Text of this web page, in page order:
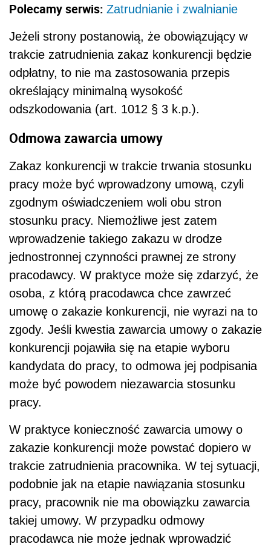
Polecamy serwis: Zatrudnianie i zwalnianie
Jeżeli strony postanowią, że obowiązujący w
trakcie zatrudnienia zakaz konkurencji będzie
odpłatny, to nie ma zastosowania przepis
określający minimalną wysokość
odszkodowania (art. 1012 § 3 k.p.).
Odmowa zawarcia umowy
Zakaz konkurencji w trakcie trwania stosunku
pracy może być wprowadzony umową, czyli
zgodnym oświadczeniem woli obu stron
stosunku pracy. Niemożliwe jest zatem
wprowadzenie takiego zakazu w drodze
jednostronnej czynności prawnej ze strony
pracodawcy. W praktyce może się zdarzyć, że
osoba, z którą pracodawca chce zawrzeć
umowę o zakazie konkurencji, nie wyrazi na to
zgody. Jeśli kwestia zawarcia umowy o zakazie
konkurencji pojawiła się na etapie wyboru
kandydata do pracy, to odmowa jej podpisania
może być powodem niezawarcia stosunku
pracy.
W praktyce konieczność zawarcia umowy o
zakazie konkurencji może powstać dopiero w
trakcie zatrudnienia pracownika. W tej sytuacji,
podobnie jak na etapie nawiązania stosunku
pracy, pracownik nie ma obowiązku zawarcia
takiej umowy. W przypadku odmowy
pracodawca nie może jednak wprowadzić